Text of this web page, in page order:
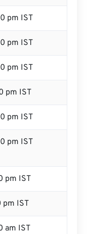
pm IST
pm IST
pm IST
pm IST
pm IST
pm IST
pm IST
pm IST
am IST